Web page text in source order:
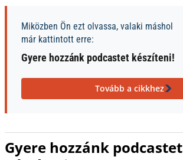
Miközben Ön ezt olvassa, valaki máshol
már kattintott erre:
Gyere hozzánk podcastet készíteni!
Tovább a cikkhez
Gyere hozzánk podcastet